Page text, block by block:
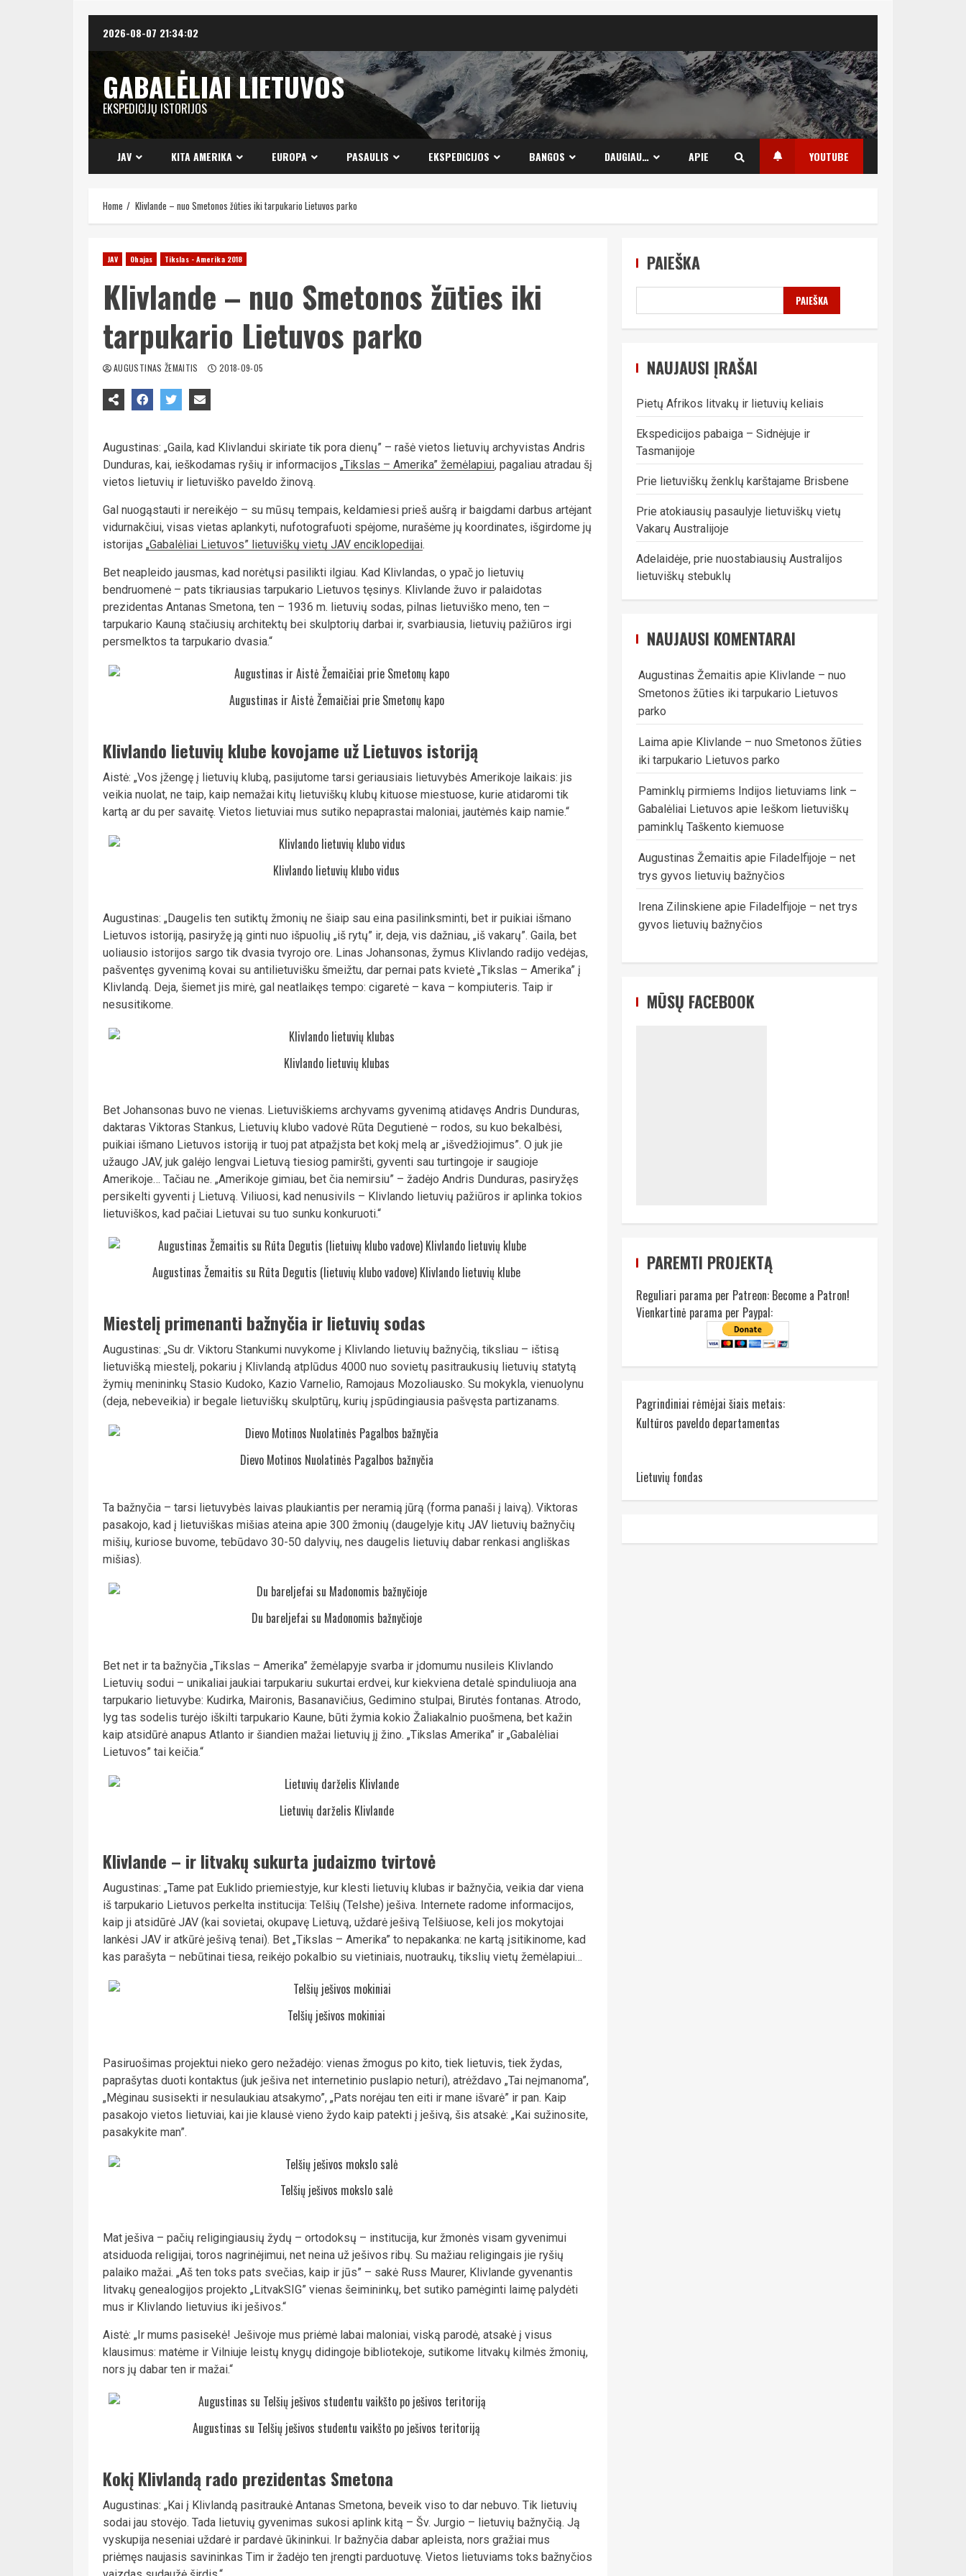
content
2026-08-07 21:34:03
GABALĖLIAI LIETUVOS
EKSPEDICIJŲ ISTORIJOS
JAV KITA AMERIKA EUROPA PASAULIS EKSPEDICIJOS BANGOS DAUGIAU… APIE YOUTUBE
Home Klivlande – nuo Smetonos žūties iki tarpukario Lietuvos parko
JAV Ohajas Tikslas - Amerika 2018
Klivlande – nuo Smetonos žūties iki
tarpukario Lietuvos parko
AUGUSTINAS ŽEMAITIS 2018-09-05
Augustinas: „Gaila, kad Klivlandui skiriate tik pora dienų” – rašė vietos lietuvių archyvistas Andris
Dunduras, kai, ieškodamas ryšių ir informacijos „Tikslas – Amerika” žemėlapiui, pagaliau atradau šį
vietos lietuvių ir lietuviško paveldo žinovą.
Gal nuogąstauti ir nereikėjo – su mūsų tempais, keldamiesi prieš aušrą ir baigdami darbus artėjant
vidurnakčiui, visas vietas aplankyti, nufotografuoti spėjome, nurašėme jų koordinates, išgirdome jų
istorijas „Gabalėliai Lietuvos” lietuviškų vietų JAV enciklopedijai.
Bet neapleido jausmas, kad norėtųsi pasilikti ilgiau. Kad Klivlandas, o ypač jo lietuvių
bendruomenė – pats tikriausias tarpukario Lietuvos tęsinys. Klivlande žuvo ir palaidotas
prezidentas Antanas Smetona, ten – 1936 m. lietuvių sodas, pilnas lietuviško meno, ten –
tarpukario Kauną stačiusių architektų bei skulptorių darbai ir, svarbiausia, lietuvių pažiūros irgi
persmelktos ta tarpukario dvasia.“
Augustinas ir Aistė Žemaičiai prie Smetonų kapo
Klivlando lietuvių klube kovojame už Lietuvos istoriją
Aistė: „Vos įžengę į lietuvių klubą, pasijutome tarsi geriausiais lietuvybės Amerikoje laikais: jis
veikia nuolat, ne taip, kaip nemažai kitų lietuviškų klubų kituose miestuose, kurie atidaromi tik
kartą ar du per savaitę. Vietos lietuviai mus sutiko nepaprastai maloniai, jautėmės kaip namie.“
Klivlando lietuvių klubo vidus
Augustinas: „Daugelis ten sutiktų žmonių ne šiaip sau eina pasilinksminti, bet ir puikiai išmano
Lietuvos istoriją, pasiryžę ją ginti nuo išpuolių „iš rytų” ir, deja, vis dažniau, „iš vakarų”. Gaila, bet
uoliausio istorijos sargo tik dvasia tvyrojo ore. Linas Johansonas, žymus Klivlando radijo vedėjas,
pašventęs gyvenimą kovai su antilietuvišku šmeižtu, dar pernai pats kvietė „Tikslas – Amerika” į
Klivlandą. Deja, šiemet jis mirė, gal neatlaikęs tempo: cigaretė – kava – kompiuteris. Taip ir
nesusitikome.
Klivlando lietuvių klubas
Bet Johansonas buvo ne vienas. Lietuviškiems archyvams gyvenimą atidavęs Andris Dunduras,
daktaras Viktoras Stankus, Lietuvių klubo vadovė Rūta Degutienė – rodos, su kuo bekalbėsi,
puikiai išmano Lietuvos istoriją ir tuoj pat atpažįsta bet kokį melą ar „išvedžiojimus”. O juk jie
užaugo JAV, juk galėjo lengvai Lietuvą tiesiog pamiršti, gyventi sau turtingoje ir saugioje
Amerikoje… Tačiau ne. „Amerikoje gimiau, bet čia nemirsiu” – žadėjo Andris Dunduras, pasiryžęs
persikelti gyventi į Lietuvą. Viliuosi, kad nenusivils – Klivlando lietuvių pažiūros ir aplinka tokios
lietuviškos, kad pačiai Lietuvai su tuo sunku konkuruoti.“
Augustinas Žemaitis su Rūta Degutis (lietuvių klubo vadove) Klivlando lietuvių klube
Miestelį primenanti bažnyčia ir lietuvių sodas
Augustinas: „Su dr. Viktoru Stankumi nuvykome į Klivlando lietuvių bažnyčią, tiksliau – ištisą
lietuvišką miestelį, pokariu į Klivlandą atplūdus 4000 nuo sovietų pasitraukusių lietuvių statytą
žymių menininkų Stasio Kudoko, Kazio Varnelio, Ramojaus Mozoliausko. Su mokykla, vienuolynu
(deja, nebeveikia) ir begale lietuviškų skulptūrų, kurių įspūdingiausia pašvęsta partizanams.
Dievo Motinos Nuolatinės Pagalbos bažnyčia
Ta bažnyčia – tarsi lietuvybės laivas plaukiantis per neramią jūrą (forma panaši į laivą). Viktoras
pasakojo, kad į lietuviškas mišias ateina apie 300 žmonių (daugelyje kitų JAV lietuvių bažnyčių
mišių, kuriose buvome, tebūdavo 30-50 dalyvių, nes daugelis lietuvių dabar renkasi angliškas
mišias).
Du bareljefai su Madonomis bažnyčioje
Bet net ir ta bažnyčia „Tikslas – Amerika” žemėlapyje svarba ir įdomumu nusileis Klivlando
Lietuvių sodui – unikaliai jaukiai tarpukariu sukurtai erdvei, kur kiekviena detalė spinduliuoja ana
tarpukario lietuvybe: Kudirka, Maironis, Basanavičius, Gedimino stulpai, Birutės fontanas. Atrodo,
lyg tas sodelis turėjo iškilti tarpukario Kaune, būti žymia kokio Žaliakalnio puošmena, bet kažin
kaip atsidūrė anapus Atlanto ir šiandien mažai lietuvių jį žino. „Tikslas Amerika” ir „Gabalėliai
Lietuvos” tai keičia.“
Lietuvių darželis Klivlande
Klivlande – ir litvakų sukurta judaizmo tvirtovė
Augustinas: „Tame pat Euklido priemiestyje, kur klesti lietuvių klubas ir bažnyčia, veikia dar viena
iš tarpukario Lietuvos perkelta institucija: Telšių (Telshe) ješiva. Internete radome informacijos,
kaip ji atsidūrė JAV (kai sovietai, okupavę Lietuvą, uždarė ješivą Telšiuose, keli jos mokytojai
lankėsi JAV ir atkūrė ješivą tenai). Bet „Tikslas – Amerika” to nepakanka: ne kartą įsitikinome, kad
kas parašyta – nebūtinai tiesa, reikėjo pokalbio su vietiniais, nuotraukų, tikslių vietų žemėlapiui…
Telšių ješivos mokiniai
Pasiruošimas projektui nieko gero nežadėjo: vienas žmogus po kito, tiek lietuvis, tiek žydas,
paprašytas duoti kontaktus (juk ješiva net internetinio puslapio neturi), atrėždavo „Tai neįmanoma”,
„Mėginau susisekti ir nesulaukiau atsakymo”, „Pats norėjau ten eiti ir mane išvarė” ir pan. Kaip
pasakojo vietos lietuviai, kai jie klausė vieno žydo kaip patekti į ješivą, šis atsakė: „Kai sužinosite,
pasakykite man”.
Telšių ješivos mokslo salė
Mat ješiva – pačių religingiausių žydų – ortodoksų – institucija, kur žmonės visam gyvenimui
atsiduoda religijai, toros nagrinėjimui, net neina už ješivos ribų. Su mažiau religingais jie ryšių
palaiko mažai. „Aš ten toks pats svečias, kaip ir jūs” – sakė Russ Maurer, Klivlande gyvenantis
litvakų genealogijos projekto „LitvakSIG” vienas šeimininkų, bet sutiko pamėginti laimę palydėti
mus ir Klivlando lietuvius iki ješivos.“
Aistė: „Ir mums pasisekė! Ješivoje mus priėmė labai maloniai, viską parodė, atsakė į visus
klausimus: matėme ir Vilniuje leistų knygų didingoje bibliotekoje, sutikome litvakų kilmės žmonių,
nors jų dabar ten ir mažai.“
Augustinas su Telšių ješivos studentu vaikšto po ješivos teritoriją
Kokį Klivlandą rado prezidentas Smetona
Augustinas: „Kai į Klivlandą pasitraukė Antanas Smetona, beveik viso to dar nebuvo. Tik lietuvių
sodai jau stovėjo. Tada lietuvių gyvenimas sukosi aplink kitą – Šv. Jurgio – lietuvių bažnyčią. Ją
vyskupija neseniai uždarė ir pardavė ūkininkui. Ir bažnyčia dabar apleista, nors gražiai mus
priėmęs naujasis savininkas Tim ir žadėjo ten įrengti parduotuvę. Vietos lietuviams toks bažnyčios
PAIEŠKA
PAIEŠKA
NAUJAUSI ĮRAŠAI
Pietų Afrikos litvakų ir lietuvių keliais
Ekspedicijos pabaiga – Sidnėjuje ir
Tasmanijoje
Prie lietuviškų ženklų karštajame Brisbene
Prie atokiausių pasaulyje lietuviškų vietų
Vakarų Australijoje
Adelaidėje, prie nuostabiausių Australijos
lietuviškų stebuklų
NAUJAUSI KOMENTARAI
Augustinas Žemaitis apie Klivlande – nuo
Smetonos žūties iki tarpukario Lietuvos
parko
Laimaapie Klivlande – nuo Smetonos žūties
iki tarpukario Lietuvos parko
Paminklų pirmiems Indijos lietuviams link –
Gabalėliai Lietuvos apie Ieškom lietuviškų
paminklų Taškento kiemuose
Augustinas Žemaitis apie Filadelfijoje – net
trys gyvos lietuvių bažnyčios
Irena Zilinskiene apie Filadelfijoje – net trys
gyvos lietuvių bažnyčios
MŪSŲ FACEBOOK
PAREMTI PROJEKTĄ
Reguliari parama per Patreon: Become a Patron!
Vienkartinė parama per Paypal:
Pagrindiniai rėmėjai šiais metais:
Kultūros paveldo departamentas
Lietuvių fondas